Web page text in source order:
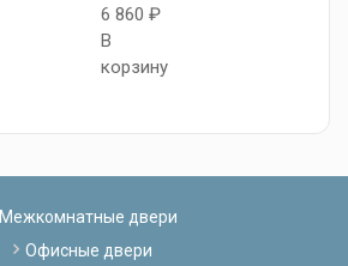
6 860 ₽
В
корзину
Межкомнатные двери
Офисные двери